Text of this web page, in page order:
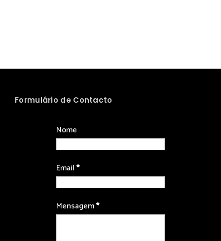
Formulário de Contacto
Nome
Email*
Mensagem*